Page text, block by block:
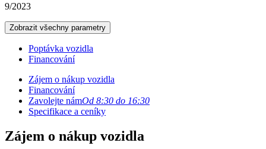
9/2023
Zobrazit všechny parametry
Poptávka vozidla
Financování
Zájem o nákup vozidla
Financování
Zavolejte námOd 8:30 do 16:30
Specifikace a ceníky
Zájem o nákup vozidla